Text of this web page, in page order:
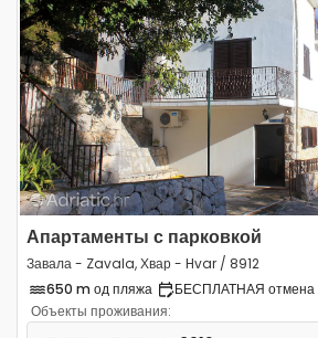
Previous
Апартаменты с парковкой
Завала - Zavala, Хвар - Hvar / 8912
650 m од пляжа
БЕСПЛАТНАЯ отмена
Объекты проживания: